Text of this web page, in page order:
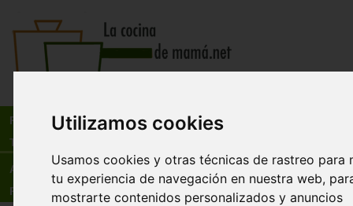
Utilizamos cookies
Usamos cookies y otras técnicas de rastreo para
tu experiencia de navegación en nuestra web,
mostrarte contenidos personalizados y anuncios
Recetas
Tienda
Actualidad
Registro